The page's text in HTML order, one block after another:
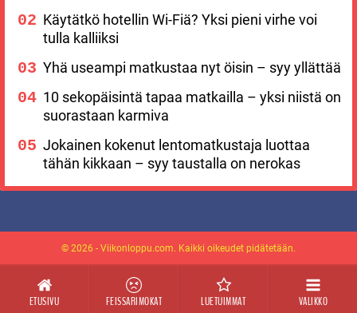
ETUSIVU FEISSARIMOKAT LUETUIMMAT VALIKKO
Käytätkö hotellin Wi-Fiä? Yksi pieni virhe voi
tulla kalliiksi
Yhä useampi matkustaa nyt öisin – syy yllättää
10 sekopäisintä tapaa matkailla – yksi niistä on
suorastaan karmiva
Jokainen kokenut lentomatkustaja luottaa
tähän kikkaan – syy taustalla on nerokas
© 2026 - Viikonloppu.com. Kaikki oikeudet pidätetään.